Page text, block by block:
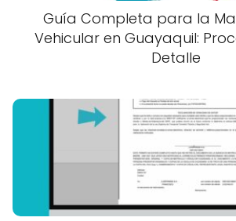
Guía Completa para la
Vehicular en Guayaquil:
Detalle